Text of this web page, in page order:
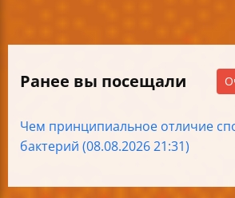
Ранее вы посещали
Чем принципиальное отличие
бактерий (08.08.2026 21:31)